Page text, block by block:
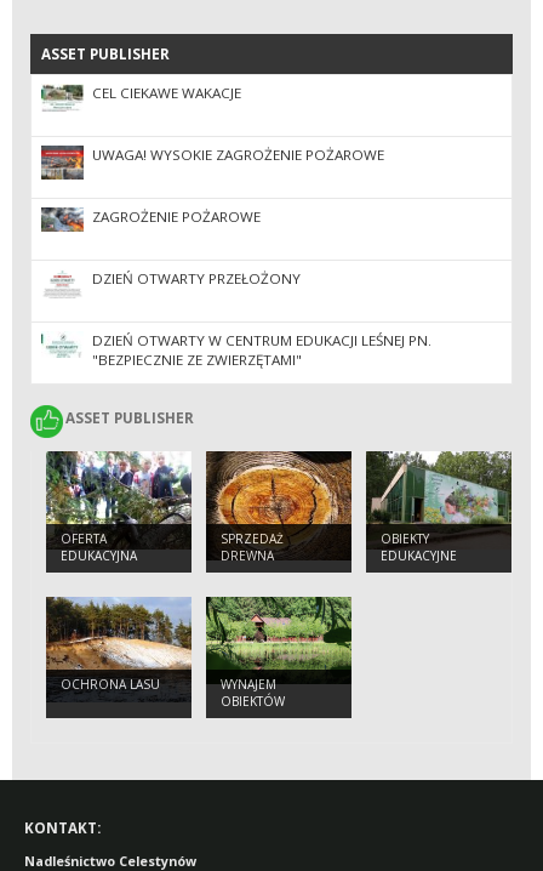
ASSET PUBLISHER
ASSET PUBLISHER
CEL CIEKAWE WAKACJE
UWAGA! WYSOKIE ZAGROŻENIE POŻAROWE
ZAGROŻENIE POŻAROWE
DZIEŃ OTWARTY PRZEŁOŻONY
DZIEŃ OTWARTY W CENTRUM EDUKACJI LEŚNEJ PN.
"BEZPIECZNIE ZE ZWIERZĘTAMI"
ASSET PUBLISHER
ASSET PUBLISHER
OFERTA
EDUKACYJNA
SPRZEDAŻ
DREWNA
OBIEKTY
EDUKACYJNE
OCHRONA LASU
WYNAJEM
OBIEKTÓW
KONTAKT:
Nadleśnictwo Celestynów